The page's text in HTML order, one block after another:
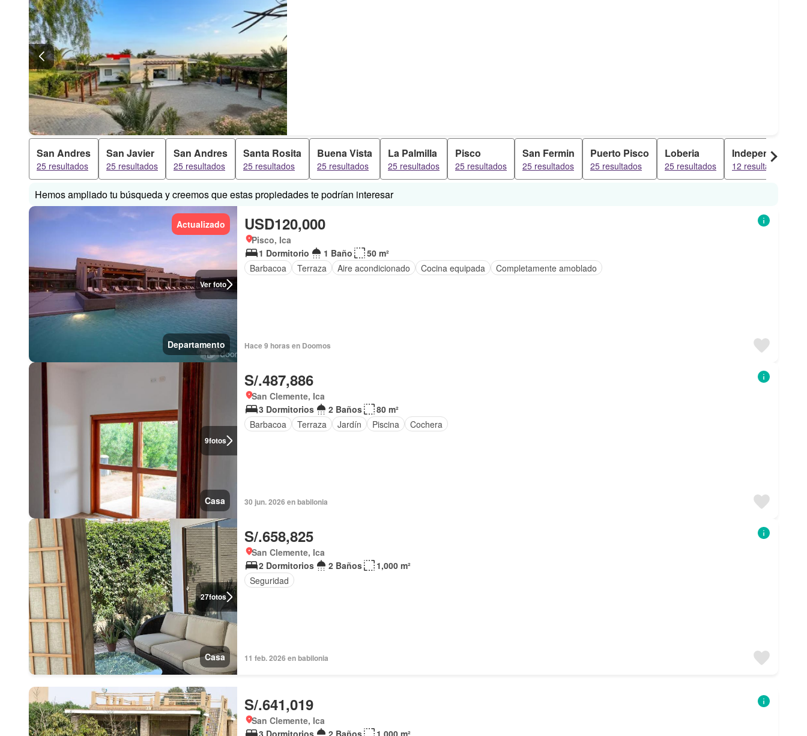
San Andres
25 resultados
San Javier
25 resultados
San Andres
25 resultados
Santa Rosita
25 resultados
Buena Vista
25 resultados
La Palmilla
25 resultados
Pisco
25 resultados
San Fermin
25 resultados
Puerto Pisco
25 resultados
Loberia
25 resultados
Independencia
12 resultados
Hemos ampliado tu búsqueda y creemos que estas propiedades te podrían interesar
Ver foto
Actualizado
Departamento
USD120,000
Pisco, Ica
1 Dormitorio
1 Baño
50 m²
Barbacoa
Terraza Aire acondicionado Cocina equipada Completamente amoblado
Hace 9 horas en Doomos
9fotos
Casa
S/.487,886
San Clemente, Ica
3 Dormitorios
2 Baños
80 m²
Barbacoa
Terraza Jardín Piscina Cochera
30 jun. 2026 en babilonia
27fotos
Casa
S/.658,825
San Clemente, Ica
2 Dormitorios
2 Baños
1,000 m²
Seguridad
11 feb. 2026 en babilonia
S/.641,019
San Clemente, Ica
3 Dormitorios
2 Baños 1,000 m²